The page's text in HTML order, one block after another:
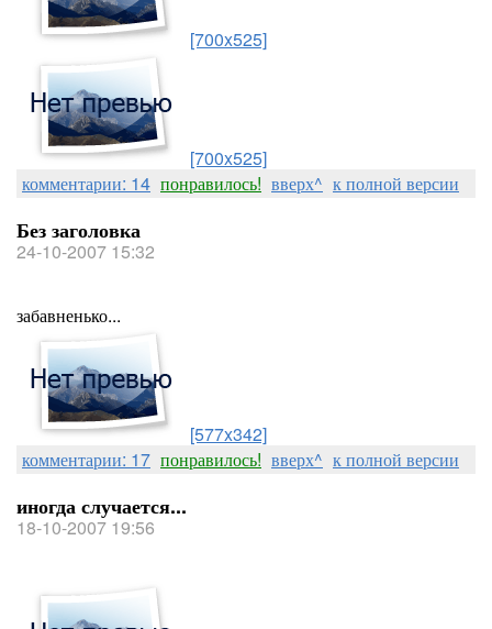
[700x525]
[700x525]
комментарии: 14 понравилось! вверх^ к полной версии
Без заголовка
24-10-2007 15:32
забавненько...
[577x342]
комментарии: 17 понравилось! вверх^ к полной версии
иногда случается...
18-10-2007 19:56